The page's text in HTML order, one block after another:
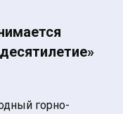
горно-